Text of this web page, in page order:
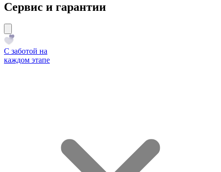
Сервис и гарантии
С заботой на
каждом этапе